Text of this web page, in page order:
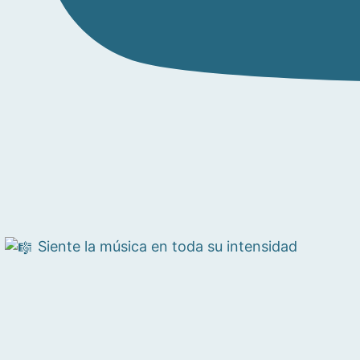
Siente la música en toda su intensidad